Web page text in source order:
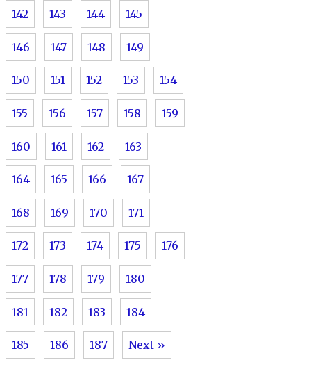
142 143 144 145
146 147 148 149
150 151 152 153 154
155 156 157 158 159
160 161 162 163
164 165 166 167
168 169 170 171
172 173 174 175 176
177 178 179 180
181 182 183 184
185 186 187 Next »